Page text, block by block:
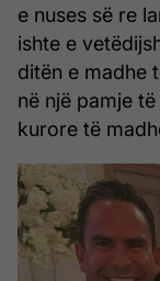
e nuses së re
ishte e
ditën e madhe
në një pamje
kurore të